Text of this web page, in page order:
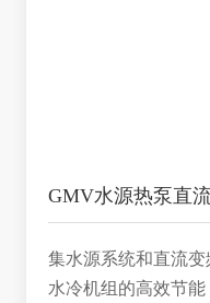
GMV水源热泵直
集水源系统和直流
水冷机组的高效节